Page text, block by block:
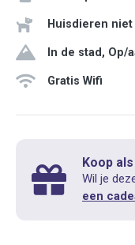
Huisdieren
In de stad, Op/
Gratis Wifi
Koop
Wil je
een